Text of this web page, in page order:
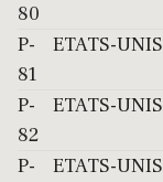
80
P-
81
ETATS-UNIS
P-
82
ETATS-UNIS
P-
ETATS-UNIS